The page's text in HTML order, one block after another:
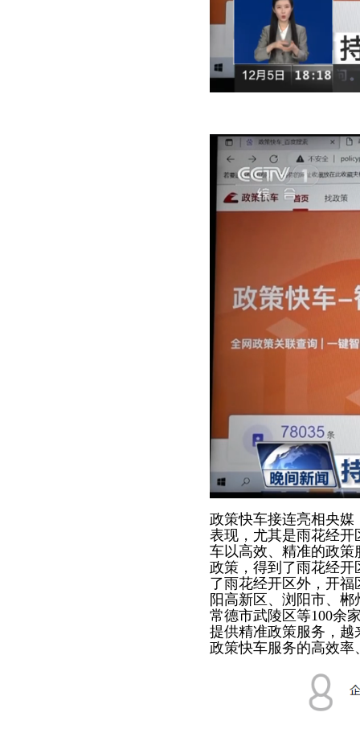
政策快车接连亮相央
表现，尤其是雨花经
车以高效、精准的政
政策，得到了雨花经
了雨花经开区外，开
阳高新区、浏阳市、
常德市武陵区等100余
提供精准政策服务，
政策快车服务的高效